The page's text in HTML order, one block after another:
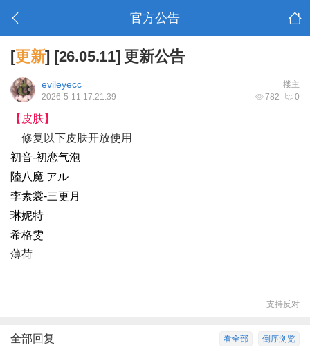
官方公告
[更新] [26.05.11] 更新公告
楼主
evileyecc
782 0
2026-5-11 17:21:39
【皮肤】
修复以下皮肤开放使用
初音-初恋气泡
陸八魔 アル
李素裳-三更月
琳妮特
希格雯
薄荷
支持反对
倒序浏览
看全部
全部回复